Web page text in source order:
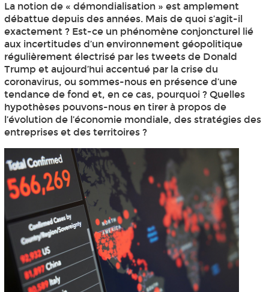
La notion de « démondialisation » est amplement
débattue depuis des années. Mais de quoi s’agit-il
exactement ? Est-ce un phénomène conjoncturel lié
aux incertitudes d’un environnement géopolitique
régulièrement électrisé par les tweets de Donald
Trump et aujourd’hui accentué par la crise du
coronavirus, ou sommes-nous en présence d’une
tendance de fond et, en ce cas, pourquoi ? Quelles
hypothèses pouvons-nous en tirer à propos de
l’évolution de l’économie mondiale, des stratégies des
entreprises et des territoires ?